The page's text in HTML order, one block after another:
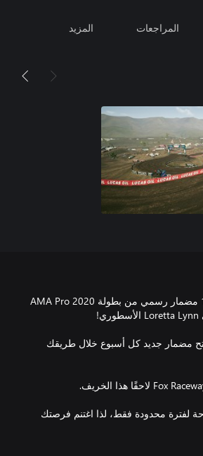
المراجعات المزيد
نافس كالمحترفين في 12 مضمار رسمي من بطولة 2020 AMA Pro
سيتم فتح مضمار جديد كل أسبوع خلال طريقك
لفترة محدودة فقط، لذا اغتنم فرصتك